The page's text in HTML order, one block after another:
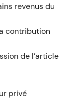
revenus du
contribution
de l’article
privé